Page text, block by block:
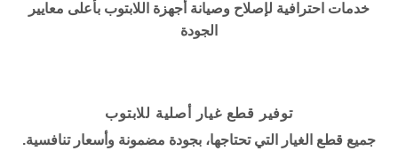
خدمات احترافية لإصلاح وصيانة أجهزة اللابتوب بأعلى معايير
الجودة
توفير قطع غيار أصلية للابتوب
جميع قطع الغيار التي تحتاجها، بجودة مضمونة وأسعار تنافسية.